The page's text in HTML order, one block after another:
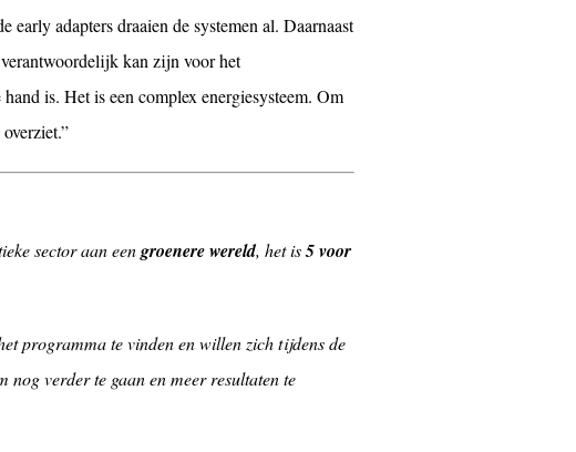
adapters draaien de systemen al. Daarnaast
kan zijn voor het
is. Het is een complex energiesysteem. Om
sector aan eengroenere wereld, het is5 voor
programma te vinden en willen zich tijdens de
verder te gaan en meer resultaten te